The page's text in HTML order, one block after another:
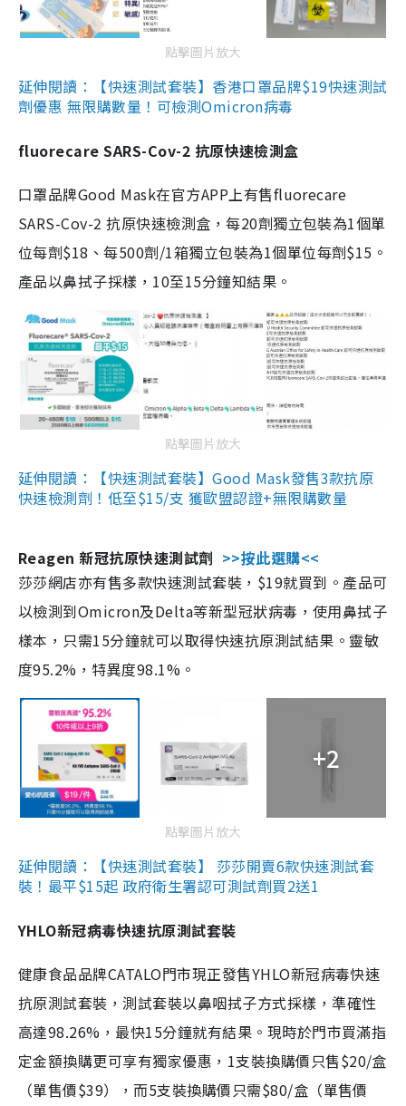
點擊圖片放大
延伸閱讀：【快速測試套裝】香港口罩品牌$19快速測試
劑優惠 無限購數量！可檢測Omicron病毒
fluorecare SARS-Cov-2 抗原快速檢測盒
口罩品牌Good Mask在官方APP上有售fluorecare
SARS-Cov-2 抗原快速檢測盒，每20劑獨立包裝為1個單
位每劑$18、每500劑/1箱獨立包裝為1個單位每劑$15。
產品以鼻拭子採樣，10至15分鐘知結果。
點擊圖片放大
延伸閱讀：【快速測試套裝】Good Mask發售3款抗原
快速檢測劑！低至$15/支 獲歐盟認證+無限購數量
Reagen 新冠抗原快速測試劑 >>按此選購<<
莎莎網店亦有售多款快速測試套裝，$19就買到。產品可
以檢測到Omicron及Delta等新型冠狀病毒，使用鼻拭子
樣本，只需15分鐘就可以取得快速抗原測試結果。靈敏
度95.2%，特異度98.1%。
+2
點擊圖片放大
延伸閱讀：【快速測試套裝】 莎莎開賣6款快速測試套
裝！最平$15起 政府衛生署認可測試劑買2送1
YHLO新冠病毒快速抗原測試套裝
健康食品品牌CATALO門市現正發售YHLO新冠病毒快速
抗原測試套裝，測試套裝以鼻咽拭子方式採樣，準確性
高達98.26%，最快15分鐘就有結果。現時於門市買滿指
定金額換購更可享有獨家優惠，1支裝換購價只售$20/盒
（單售價$39），而5支裝換購價只需$80/盒（單售價